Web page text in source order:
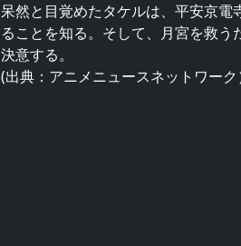
呆然と目覚めたタケルは、平安京
ることを知る。そして、月宮を救
決意する。
(出典：アニメニュースネットワーク